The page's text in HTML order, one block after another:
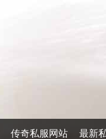
传奇私服网站 最新